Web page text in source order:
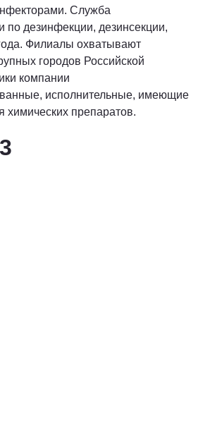
Служба
по дезинфекции, дезинсекции,
Филиалы охватывают
городов Российской
компании
исполнительные, имеющие
препаратов.